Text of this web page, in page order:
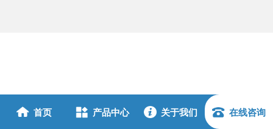
首页 产品中心 关于我们 在线咨询